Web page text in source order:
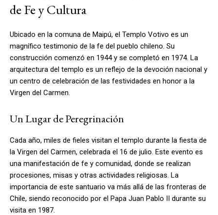
de Fe y Cultura
Ubicado en la comuna de Maipú, el Templo Votivo es un
magnífico testimonio de la fe del pueblo chileno. Su
construcción comenzó en 1944 y se completó en 1974. La
arquitectura del templo es un reflejo de la devoción nacional y
un centro de celebración de las festividades en honor a la
Virgen del Carmen.
Un Lugar de Peregrinación
Cada año, miles de fieles visitan el templo durante la fiesta de
la Virgen del Carmen, celebrada el 16 de julio. Este evento es
una manifestación de fe y comunidad, donde se realizan
procesiones, misas y otras actividades religiosas. La
importancia de este santuario va más allá de las fronteras de
Chile, siendo reconocido por el Papa Juan Pablo II durante su
visita en 1987.